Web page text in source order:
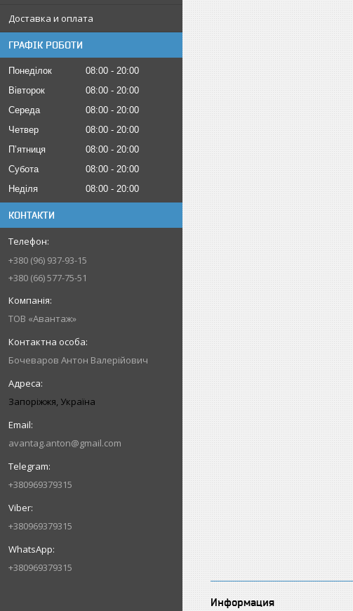
Доставка и оплата
ГРАФІК РОБОТИ
Понеділок 08:00
20:00
Вівторок
08:00
20:00
Середа
08:00
20:00
Четвер
08:00
20:00
Пʼятниця
08:00
20:00
Субота
08:00
20:00
Неділя
08:00 20:00
КОНТАКТИ
+380 (96) 937-93-15
+380 (66) 577-75-51
ТОВ «Авантаж»
Бочеваров Антон Валерійович
Запоріжжя, Україна
avantag.anton@gmail.com
+380969379315
+380969379315
+380969379315
Информация